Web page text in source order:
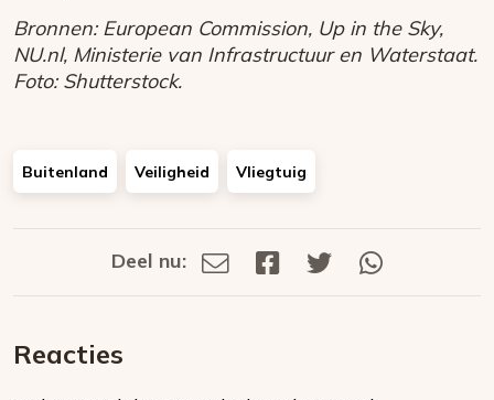
Bronnen: European Commission, Up in the Sky,
NU.nl, Ministerie van Infrastructuur en Waterstaat.
Foto: Shutterstock.
Buitenland Veiligheid Vliegtuig
Deel
Deel nu:
Deel
Deel
Deel
Reacties